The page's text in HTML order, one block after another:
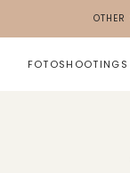
FOTOSHOOTINGS